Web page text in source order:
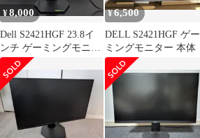
¥8,000
Dell S2421HGF 23.8イ
ンチ ゲーミングモニタ
ー
¥6,500
DELL S2421HGF ゲー
ミングモニター 本体